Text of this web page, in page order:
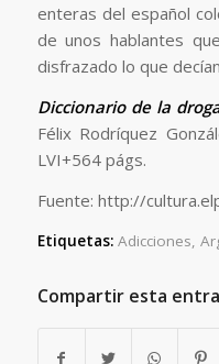
enteras del español
de unos hablantes
disfrazado lo que
Diccionario de la
Félix Rodríquez
LVI+564 págs.
Fuente: http://
Etiquetas: Adicciones,
Compartir esta